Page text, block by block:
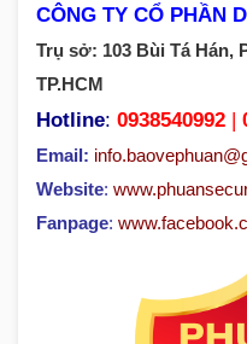
CÔNG TY CỔ PHẦN
Trụ sở: 103 Bùi Tá Hán,
TP.HCM
Hotline: 0938540992 |
Email:
Website:
Fanpage: